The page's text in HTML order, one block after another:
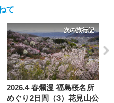
て
次の旅行記
2026.4 春爛漫 福島桜名所
めぐり2日間（3）花見山公